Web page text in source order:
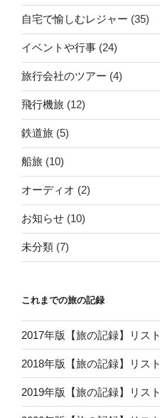
自宅で愉しむレジャー (35)
イベントや行事 (24)
旅行会社のツアー (4)
飛行機旅 (12)
鉄道旅 (5)
船旅 (10)
オーディオ (2)
お知らせ (10)
未分類 (7)
これまでの旅の記録
2017年版【旅の記録】リスト
2018年版【旅の記録】リスト
2019年版【旅の記録】リスト